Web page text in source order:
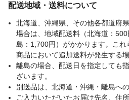
配送地域・送料について
北海道、沖縄県、その他各都道府
場合は、地域配送料（北海道：
島：1,700円）がかかります。こ
商品において追加送料が発生する
離島の場合、配送日を指定しても
ざいます。
別送品は、北海道・沖縄・離島へ
ご入力いただいたお届け先名、住